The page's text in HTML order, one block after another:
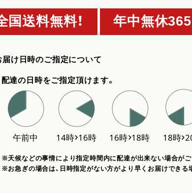
国送料無料！ 年中無休
届け日時のご指定について
配達の日時をご指定頂けます。
※天候などの事情により指定時間内に配達が出来ない場合がご
※お急ぎの場合は、日時指定がない方がより早くお届けできる